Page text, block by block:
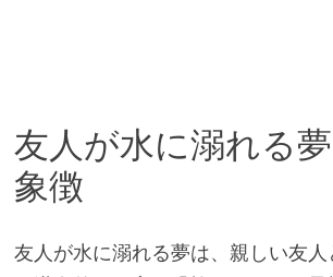
友人が水に溺れる
象徴
友人が水に溺れる夢は、親しい友